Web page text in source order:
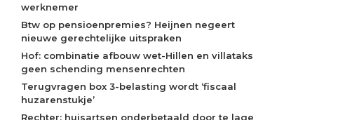
werknemer
Btw op pensioenpremies? Heijnen negeert
nieuwe gerechtelijke uitspraken
Hof: combinatie afbouw wet-Hillen en villataks
geen schending mensenrechten
Terugvragen box 3-belasting wordt ‘fiscaal
huzarenstukje’
Rechter: huisartsen onderbetaald door te lage